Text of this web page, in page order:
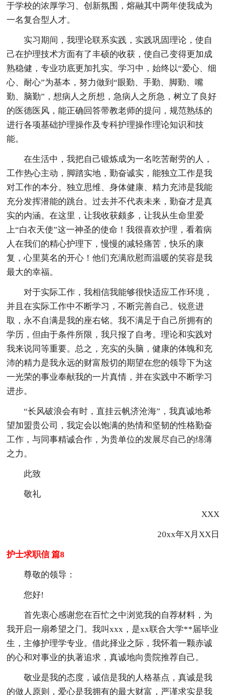
于学校的浓厚学习、创新氛围，熔融其中两年使我成为
一名复合型人才。
实习期间，我理论联系实践，实践巩固理论，使自
己在护理技术方面有了丰硕的收获，使自己变得更加成
熟稳健，专业功底更加扎实。学习中，始终以“爱心、细
心、耐心”为基本，努力做到“眼勤、手勤、脚勤、嘴
勤、脑勤”，想病人之所想，急病人之所急，树立了良好
的医德医风，能正确回答带教老师的提问，规范熟练的
进行各项基础护理操作及专科护理操作理论知识和技
能。
在生活中，我把自己锻炼成为一名吃苦耐劳的人，
工作热心主动，脚踏实地，勤奋诚实，能独立工作是我
对工作的本分。独立思维、身体健康、精力充沛是我能
充分发挥潜能的跳台。过去并不代表未来，勤奋才是真
实的内涵。在这里，让我收获颇多，让我从生命里爱
上“白衣天使”这一神圣的使命！我很喜欢护理，看着病
人在我们的精心护理下，慢慢的减轻痛苦，快乐的康
复，心里莫名的开心！他们充满欣慰而温暖的笑容是我
最大的幸福。
对于实际工作，我相信我能够很快适应工作环境，
并且在实际工作中不断学习，不断完善自己。锐意进
取，永不自满是我的座右铭。我不满足于自己所拥有的
学历，但由于条件所限，我只报了自考。理论和实践对
我来说同等重要。总之，充实的头脑，健康的体魄和充
沛的精力是我永远的财富殷切的期望在您的领导下为这
一光荣的事业奉献我的一片真情，并在实践中不断学习
进步。
“长风破浪会有时，直挂云帆济沧海”，我真诚地希
望加盟贵公司，我定会以饱满的热情和坚韧的性格勤奋
工作，与同事精诚合作，为贵单位的发展尽自己的绵薄
之力。
此致
敬礼
XXX
20xx年X月XX日
护士求职信 篇8
尊敬的领导：
您好!
首先衷心感谢您在百忙之中浏览我的自荐材料，为
我开启一扇希望之门。我叫xxx，是xx联合大学**届毕业
生，主修护理学专业。借此择业之际，我怀着一颗赤诚
的心和对事业的执著追求，真诚地向贵院推荐自己。
敬业是我的态度，诚信是我的人格基点，真诚是我
的做人原则，爱心是我拥有的最大财富，严谨求实是我